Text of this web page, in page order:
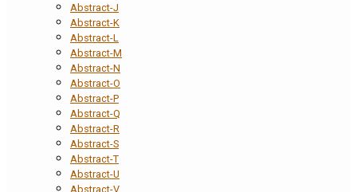
Abstract-J
Abstract-K
Abstract-L
Abstract-M
Abstract-N
Abstract-O
Abstract-P
Abstract-Q
Abstract-R
Abstract-S
Abstract-T
Abstract-U
Abstract-V